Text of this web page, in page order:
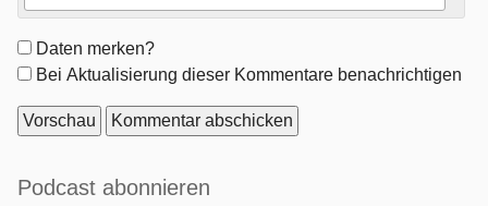
Formular-
Optionen
Daten merken?
Bei Aktualisierung dieser Kommentare benachrichtigen
Seitenleiste
Podcast abonnieren